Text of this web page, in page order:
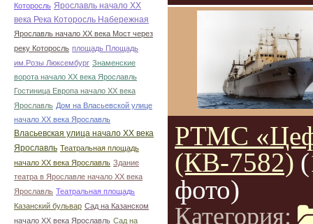
Которосль Ярославль начало ХХ
века Река Которосль Набережная
Ярославль начало ХХ века Мост через
реку Которосль площадь Площадь
им.Розы Люксембург Знаменские
ворота начало ХХ века Ярославль
Гостиница Европа начало ХХ века
Ярославль Дом на Власьевской улице
начало ХХ века Ярославль
Власьевская улица начало ХХ века
Ярославль Театральная площадь
начало ХХ века Ярославль Здание
театра в Ярославле начало ХХ века
Ярославль Театральная площадь
Казанский бульвар Сад на Казанском
начало ХХ века Ярославль Сад на
РТМС
(КВ-7582)
фото)
Категория: